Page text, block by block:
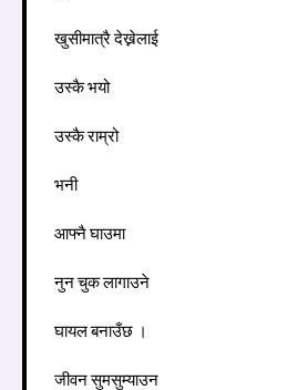
खुसीमात्रै देख्नेलाई
उस्कै भयो
उस्कै राम्रो
भनी
आफ्नै घाउमा
नुन चुक लागाउने
घायल बनाउँछ ।
जीवन सुमसुम्याउन